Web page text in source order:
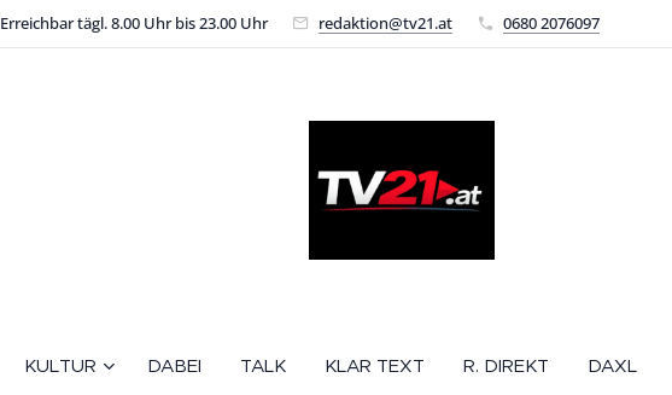
Erreichbar tägl. 8.00 Uhr bis 23.00 Uhr redaktion@tv21.at 0680 2076097
KULTUR DABEI TALK KLAR TEXT R. DIREKT DAXL